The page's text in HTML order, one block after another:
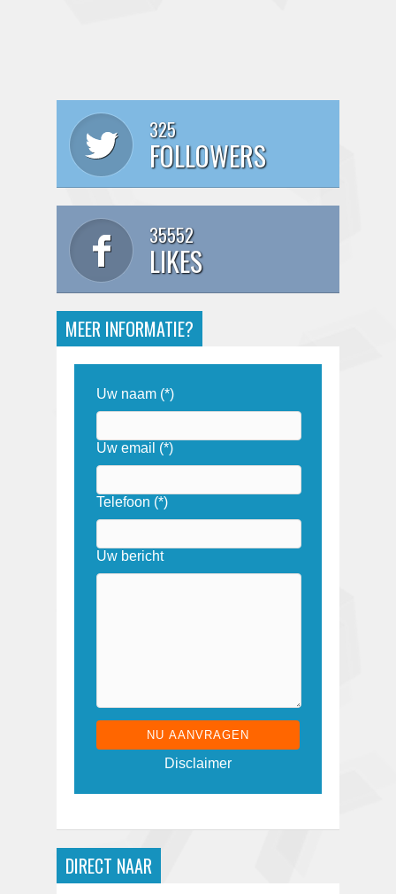
325
FOLLOWERS
35552
LIKES
MEER INFORMATIE?
Uw naam (*)
Uw email (*)
Telefoon (*)
Uw bericht
d
i
Disclaimer
DIRECT NAAR